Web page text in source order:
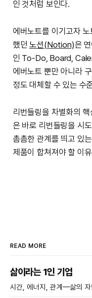
인 것처럼 보인다.
에버노트를 이기고자
했던노션(Notion)은
인 To-Do, Board,
에버노트 뿐만 아니라
정도 대체할 수 있는 수
리번들링을 차별화의
은 바로 리번들링을 시
촘촘한 관계를 띄고 있
제품이 합쳐져야 할 이
READ MORE
삶이라는 1인 기업
시간, 에너지, 관계—삶의 자